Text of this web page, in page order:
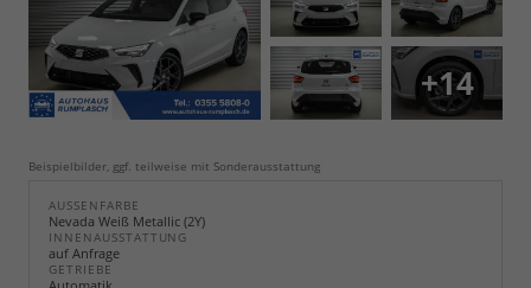
+14
Beispielbilder, ggf. teilweise mit Sonderausstattung
AUSSENFARBE
Nevada Weiß Metallic (2Y)
INNENAUSSTATTUNG
auf Anfrage
GETRIEBE